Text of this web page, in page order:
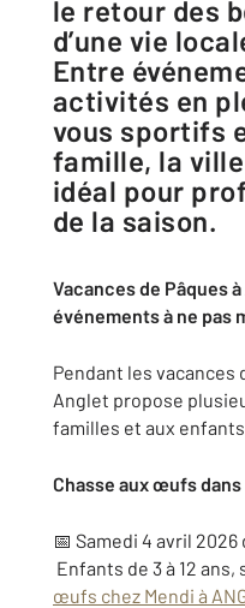
le retour des
d’une vie
Entre
activités en
vous sportifs
famille, la
idéal pour
de la saison.
Vacances de Pâques
événements à ne pas
Pendant les vacances
Anglet propose
familles et aux
Chasse aux œufs
📅 Samedi 4 avril 2026
Enfants de 3 à 12
œufs chez Mendi à